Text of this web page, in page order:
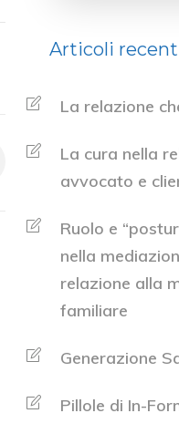
Articoli
La relazione
La cura nella
avvocato e
Ruolo e
nella
relazione alla
familiare
Generazione
Pillole di In-